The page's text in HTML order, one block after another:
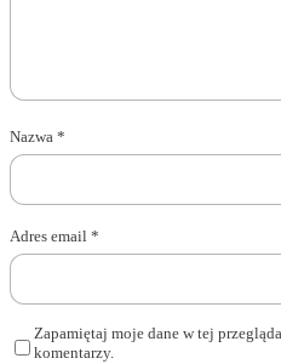
Nazwa *
Adres email *
Zapamiętaj moje dane w tej
komentarzy.